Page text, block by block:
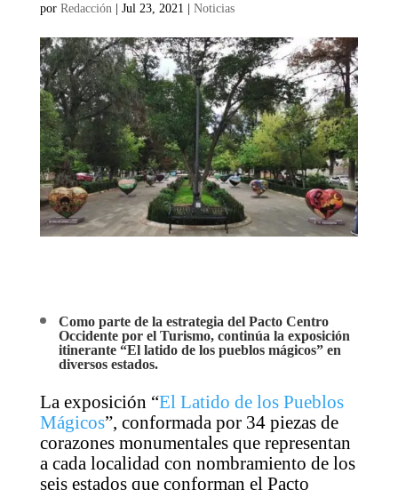
por Redacción | Jul 23, 2021 | Noticias
Como parte de la estrategia del Pacto Centro
Occidente por el Turismo, continúa la exposición
itinerante “El latido de los pueblos mágicos” en
diversos estados.
La exposición “El Latido de los Pueblos
Mágicos”, conformada por 34 piezas de
corazones monumentales que representan
a cada localidad con nombramiento de los
seis estados que conforman el Pacto